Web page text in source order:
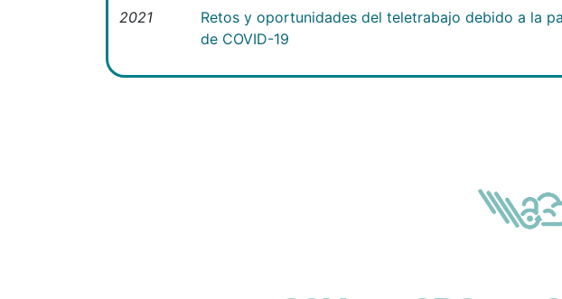
2021
Retos y oportunidades del teletrabajo debido a la
de COVID-19